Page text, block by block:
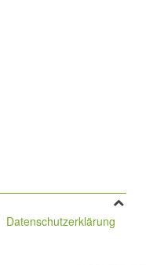
Datenschutzerklärung